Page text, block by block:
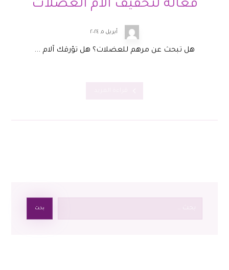
فعالة لتخفيف آلام العضلات
أبريل ٥, ٢٠٢٤
هل تبحث عن مرهم للعضلات؟ هل تؤرقك آلام ...
بحث